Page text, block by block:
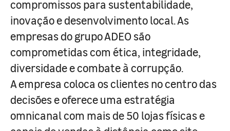
compromissos para sustentabilidade,
inovação e desenvolvimento local. As
empresas do grupo ADEO são
comprometidas com ética, integridade,
diversidade e combate à corrupção.
A empresa coloca os clientes no centro das
decisões e oferece uma estratégia
omnicanal com mais de 50 lojas físicas e